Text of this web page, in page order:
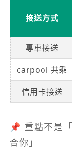
接送方式
專車接送
carpool 共乘
信用卡接送
📌 重點不是
合你」